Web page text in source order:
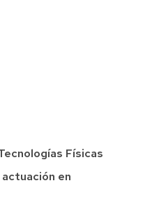
Físicas
en